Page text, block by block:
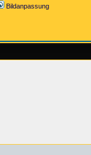
Bildanpassung